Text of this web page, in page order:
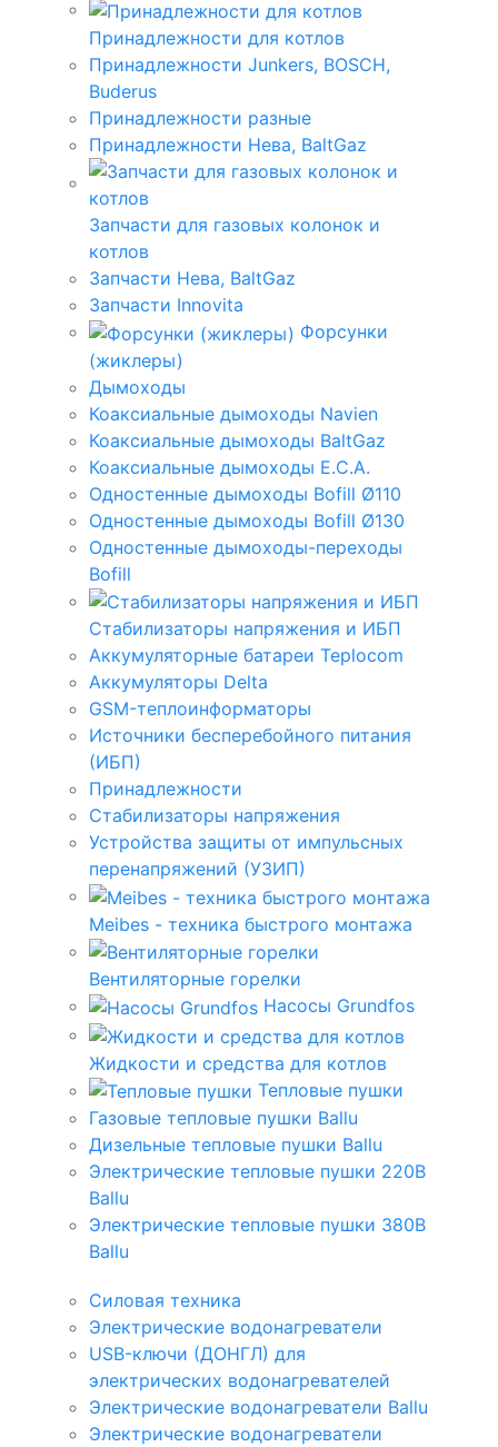
Принадлежности для котлов
Принадлежности Junkers, BOSCH,
Buderus
Принадлежности разные
Принадлежности Нева, BaltGaz
Запчасти для газовых колонок и
котлов
Запчасти Нева, BaltGaz
Запчасти Innovita
Форсунки
(жиклеры)
Дымоходы
Коаксиальные дымоходы Navien
Коаксиальные дымоходы BaltGaz
Коаксиальные дымоходы E.C.A.
Одностенные дымоходы Bofill Ø110
Одностенные дымоходы Bofill Ø130
Одностенные дымоходы-переходы
Bofill
Стабилизаторы напряжения и ИБП
Аккумуляторные батареи Teplocom
Аккумуляторы Delta
GSM-теплоинформаторы
Источники бесперебойного питания
(ИБП)
Принадлежности
Стабилизаторы напряжения
Устройства защиты от импульсных
перенапряжений (УЗИП)
Meibes - техника быстрого монтажа
Вентиляторные горелки
Насосы Grundfos
Жидкости и средства для котлов
Тепловые пушки
Газовые тепловые пушки Ballu
Дизельные тепловые пушки Ballu
Электрические тепловые пушки 220В
Ballu
Электрические тепловые пушки 380В
Ballu
Силовая техника
Электрические водонагреватели
USB-ключи (ДОНГЛ) для
электрических водонагревателей
Электрические водонагреватели Ballu
Электрические водонагреватели